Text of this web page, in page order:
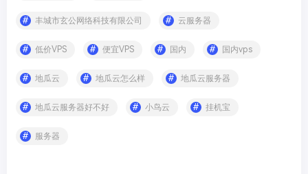
丰城市玄公网络科技有限公司 云服务器
低价VPS 便宜VPS 国内 国内vps
地瓜云 地瓜云怎么样 地瓜云服务器
地瓜云服务器好不好 小鸟云 挂机宝
服务器